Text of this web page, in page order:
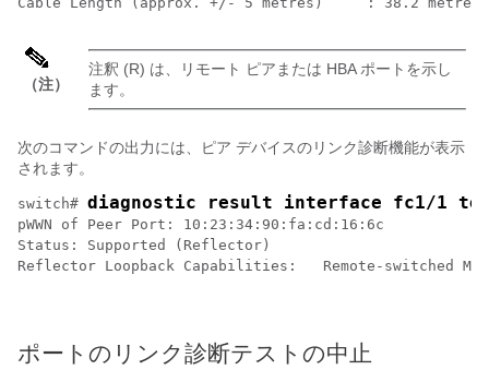
（注）
注釈 (R) は、リモート ピアまたは HBA ポートを示し
ます。
次のコマンドの出力には、ピア デバイスのリンク診断機能が表示
されます。
switch# diagnostic result interface fc1/1
pWWN of Peer Port: 10:23:34:90:fa:cd:16:6c
Status: Supported (Reflector)
Reflector Loopback Capabilities:   Remote-switched
ポートのリンク診断テストの中止